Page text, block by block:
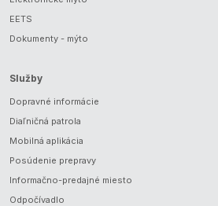
EETS
Dokumenty - mýto
Služby
Dopravné informácie
Diaľničná patrola
Mobilná aplikácia
Posúdenie prepravy
Informačno-predajné miesto
Odpočívadlo